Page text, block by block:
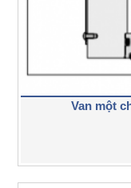
Van một